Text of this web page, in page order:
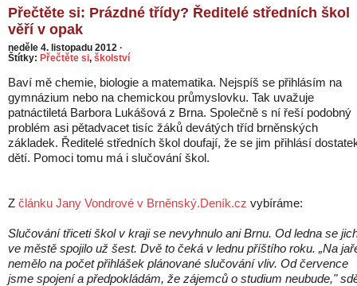
Přečtěte si: Prázdné třídy? Ředitelé středních škol
věří v opak
neděle 4. listopadu 2012 ·
Štítky: Přečtěte si, školství
Baví mě chemie, biologie a matematika. Nejspíš se přihlásím na
gymnázium nebo na chemickou průmyslovku. Tak uvažuje
patnáctiletá Barbora Lukášová z Brna. Společně s ní řeší podobný
problém asi pětadvacet tisíc žáků devátých tříd brněnských
základek. Ředitelé středních škol doufají, že se jim přihlásí
dětí. Pomoci tomu má i slučování škol.
Z článku Jany Vondrové v Brněnský.Deník.cz vybíráme:
Slučování třiceti škol v kraji se nevyhnulo ani Brnu. Od ledna se
ve městě spojilo už šest. Dvě to čeká v lednu příštího roku. „Na
nemělo na počet přihlášek plánované slučování vliv. Od července
jsme spojení a předpokládám, že zájemců o studium neubude,"